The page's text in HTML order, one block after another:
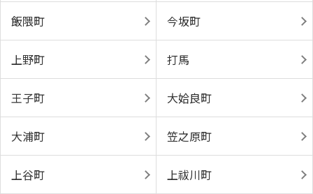
飯隈町 今坂町
上野町 打馬
王子町 大姶良町
大浦町 笠之原町
上谷町 上祓川町